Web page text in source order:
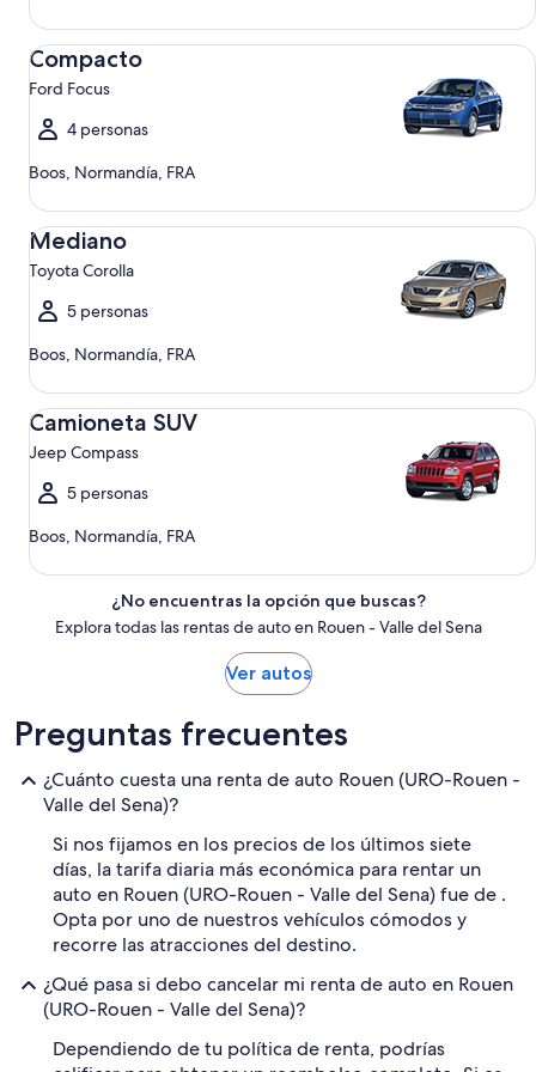
Compacto
Ford Focus
4 personas
Boos, Normandía, FRA
Compacto Ford Focus
Mediano
Toyota Corolla
5 personas
Boos, Normandía, FRA
Mediano Toyota Corolla
Camioneta SUV
Jeep Compass
5 personas
Boos, Normandía, FRA
Camioneta SUV Jeep Compass
¿No encuentras la opción que buscas?
Explora todas las rentas de auto en Rouen - Valle del Sena
Ver autos
Preguntas frecuentes
¿Cuánto cuesta una renta de auto Rouen (URO-Rouen -
Valle del Sena)?
Si nos fijamos en los precios de los últimos siete
días, la tarifa diaria más económica para rentar un
auto en Rouen (URO-Rouen - Valle del Sena) fue de .
Opta por uno de nuestros vehículos cómodos y
recorre las atracciones del destino.
¿Qué pasa si debo cancelar mi renta de auto en Rouen
(URO-Rouen - Valle del Sena)?
Dependiendo de tu política de renta, podrías